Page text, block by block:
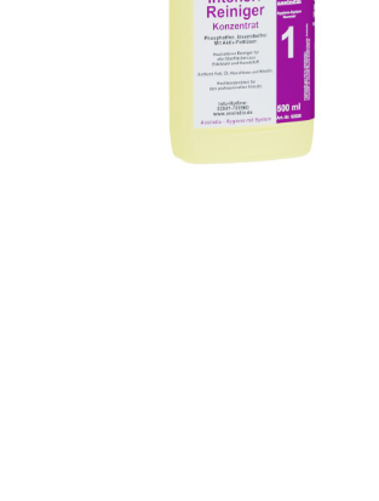
Injektionstechnik
Packer
Pressen
Hydrauliköl
Gewebe & Folien